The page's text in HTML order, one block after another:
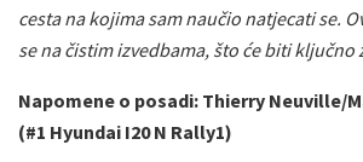
cesta na kojima sam naučio natjecati se.
se na čistim izvedbama, što će biti ključno
Napomene o posadi: Thierry Neuville/
(#1 Hyundai I20 N Rally1)